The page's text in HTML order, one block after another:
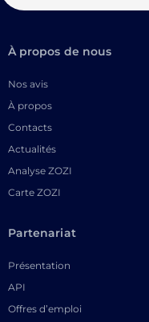
À propos de nous
Nos avis
À propos
Contacts
Actualités
Analyse ZOZI
Carte ZOZI
Partenariat
Présentation
API
Offres d’emploi